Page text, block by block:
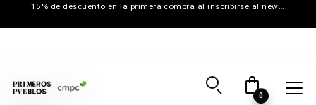
15% de descuento en la primera compra al inscribirse al newsletter
0